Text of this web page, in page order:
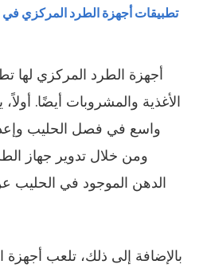
تطبيقات أجهزة الطرد المركزي في
أجهزة الطرد المركزي لها
الأغذية والمشروبات أيضًا.
واسع في فصل الحليب
ومن خلال تدوير جهاز
الدهن الموجود في الحليب
بالإضافة إلى ذلك، تلعب